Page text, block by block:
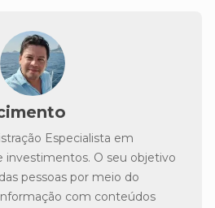
Especialista em
investimentos. O seu objetivo
pessoas por meio do
com conteúdos